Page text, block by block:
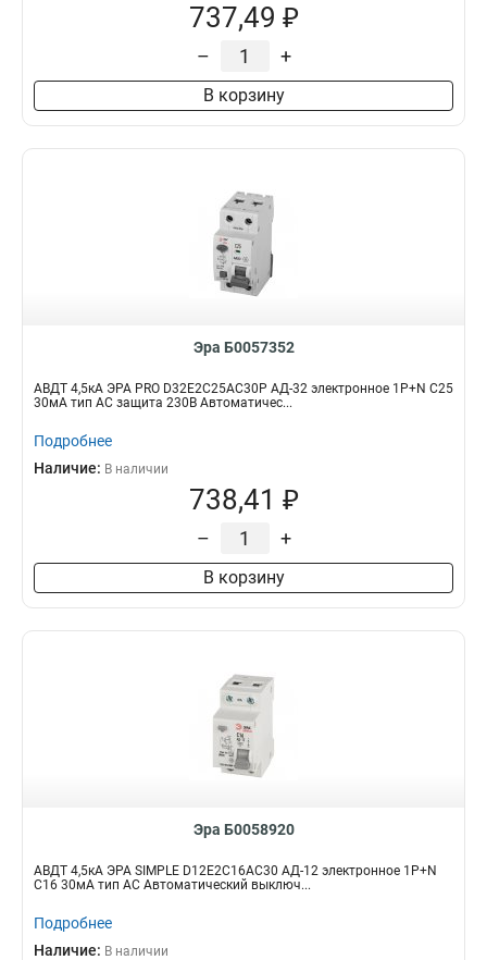
737,49 ₽
– +
В корзину
Эра Б0057352
АВДТ 4,5кА ЭРА PRO D32E2C25АC30P АД-32 электронное 1P+N C25
30мА тип АC защита 230В Автоматичес...
Подробнее
Наличие: В наличии
738,41 ₽
– +
В корзину
Эра Б0058920
АВДТ 4,5кА ЭРА SIMPLE D12E2C16AC30 АД-12 электронное 1P+N
С16 30мА тип АС Автоматический выключ...
Подробнее
Наличие: В наличии